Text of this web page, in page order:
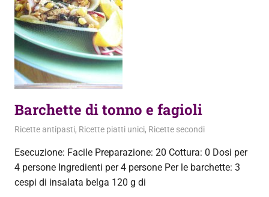
Barchette di tonno e fagioli
8 Luglio 2013
admin
Ricette antipasti, Ricette piatti unici, Ricette secondi
Esecuzione: Facile Preparazione: 20 Cottura: 0 Dosi per
4 persone Ingredienti per 4 persone Per le barchette: 3
cespi di insalata belga 120 g di